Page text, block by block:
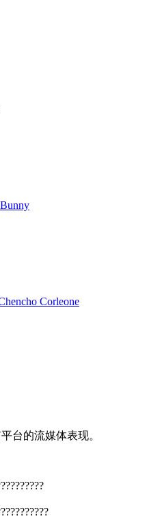
Corleone
台的流媒体表现。